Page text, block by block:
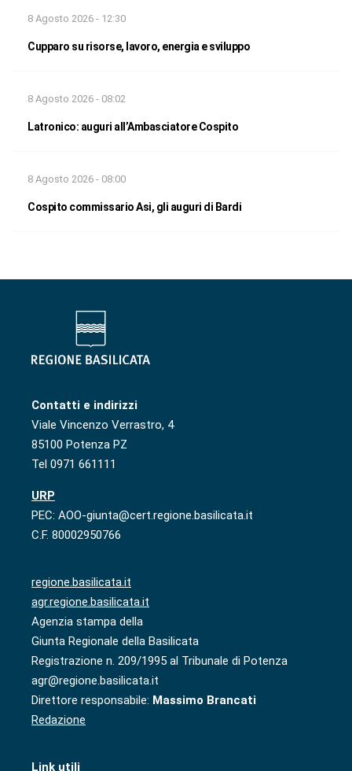
8 Agosto 2026 - 12:30
Cupparo su risorse, lavoro, energia e sviluppo
8 Agosto 2026 - 08:02
Latronico: auguri all’Ambasciatore Cospito
8 Agosto 2026 - 08:00
Cospito commissario Asi, gli auguri di Bardi
Contatti e indirizzi
Viale Vincenzo Verrastro, 4
85100 Potenza PZ
Tel 0971 661111
URP
PEC: AOO-giunta@cert.regione.basilicata.it
C.F. 80002950766
regione.basilicata.it
agr.regione.basilicata.it
Agenzia stampa della
Giunta Regionale della Basilicata
Registrazione n. 209/1995 al Tribunale di Potenza
agr@regione.basilicata.it
Direttore responsabile: Massimo Brancati
Redazione
Link utili